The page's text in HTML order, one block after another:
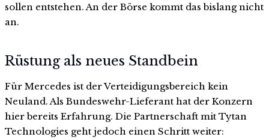
sollen entstehen. An der Börse kommt das bislang nicht
an.
Rüstung als neues Standbein
Für Mercedes ist der Verteidigungsbereich kein
Neuland. Als Bundeswehr-Lieferant hat der Konzern
hier bereits Erfahrung. Die Partnerschaft mit Tytan
Technologies geht jedoch einen Schritt weiter: